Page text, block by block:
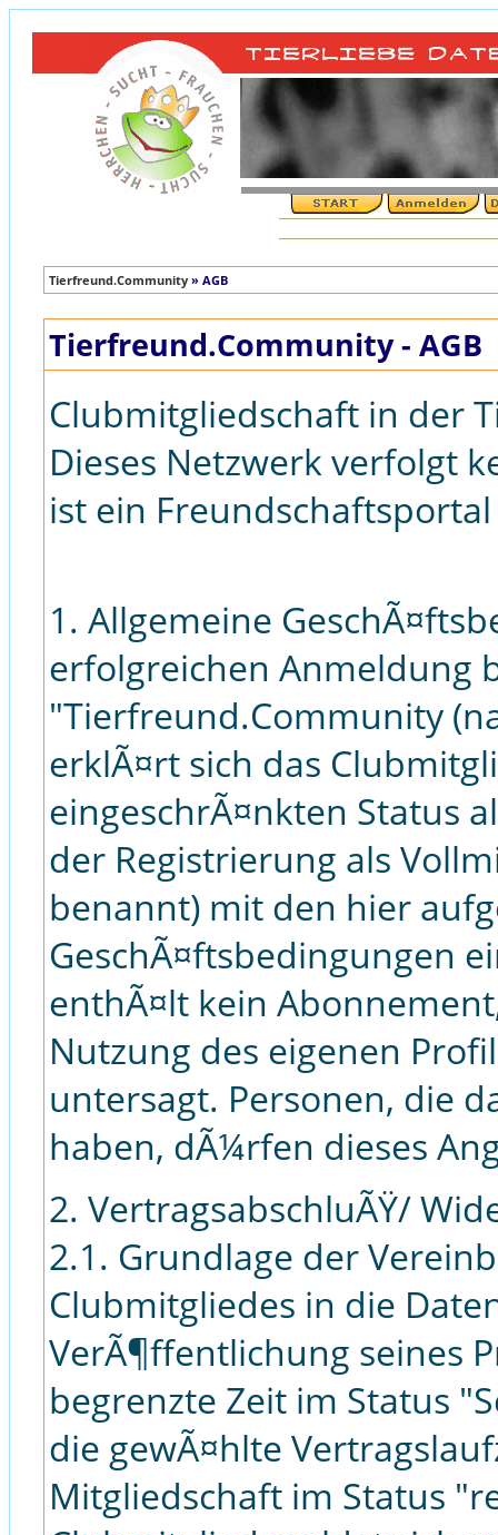
Tierfreund.Community » AGB
Tierfreund.Community - AGB
Clubmitgliedschaft in der
Dieses Netzwerk verfolgt
ist ein Freundschaftsportal
1. Allgemeine
erfolgreichen Anmeldung
"Tierfreund.Community
erklÃ¤rt sich das
eingeschrÃ¤nkten Status
der Registrierung als
benannt) mit den hier
GeschÃ¤ftsbedingungen
enthÃ¤lt kein
Nutzung des eigenen
untersagt. Personen, die
haben, dÃ¼rfen dieses
2. VertragsabschluÃŸ/
2.1. Grundlage der
Clubmitgliedes in die
VerÃ¶ffentlichung seines
begrenzte Zeit im Status
die gewÃ¤hlte
Mitgliedschaft im Status